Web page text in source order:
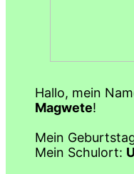
Hallo, mein
Magwete!
Mein
Mein Schulort: